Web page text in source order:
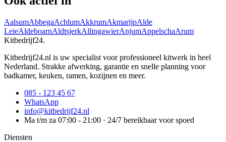
AalsumAbbegaAchlumAkkrumAkmarijpAlde
LeieAldeboarnAldtsjerkAllingawierAnjumAppelschaArum
Kitbedrijf24.
Kitbedrijf24.nl is uw specialist voor professioneel kitwerk in heel
Nederland. Strakke afwerking, garantie en snelle planning voor
badkamer, keuken, ramen, kozijnen en meer.
085 - 123 45 67
WhatsApp
info@kitbedrijf24.nl
Ma t/m za 07:00 - 21:00 · 24/7 bereikbaar voor spoed
Diensten